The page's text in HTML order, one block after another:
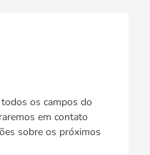
os campos do
em contato
sobre os próximos